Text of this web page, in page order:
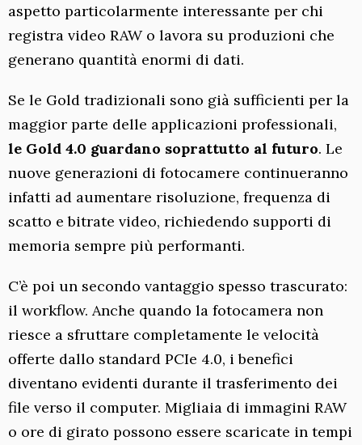
aspetto particolarmente interessante per chi
registra video RAW o lavora su produzioni che
generano quantità enormi di dati.
Se le Gold tradizionali sono già sufficienti per la
maggior parte delle applicazioni professionali,
le Gold 4.0 guardano soprattutto al futuro. Le
nuove generazioni di fotocamere continueranno
infatti ad aumentare risoluzione, frequenza di
scatto e bitrate video, richiedendo supporti di
memoria sempre più performanti.
C’è poi un secondo vantaggio spesso trascurato:
il workflow. Anche quando la fotocamera non
riesce a sfruttare completamente le velocità
offerte dallo standard PCIe 4.0, i benefici
diventano evidenti durante il trasferimento dei
file verso il computer. Migliaia di immagini RAW
o ore di girato possono essere scaricate in tempi